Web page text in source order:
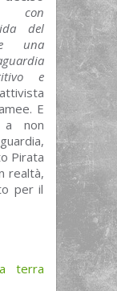
con
del
una
e
E
a non
Pirata
realtà,
per il
terra